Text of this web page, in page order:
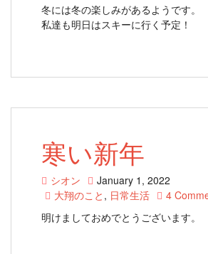
冬には冬の楽しみがあるようです。
私達も明日はスキーに行く予定！
寒い新年
シオン
January 1, 2022
大翔のこと , 日常生活
4
明けましておめでとうございます。